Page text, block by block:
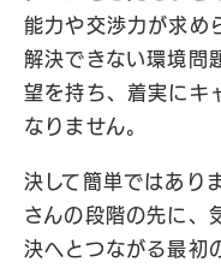
能力や交渉力が求め
解決できない環境問
望を持ち、着実にキ
なりません。
決して簡単ではあり
さんの段階の先に、
決へとつながる最初